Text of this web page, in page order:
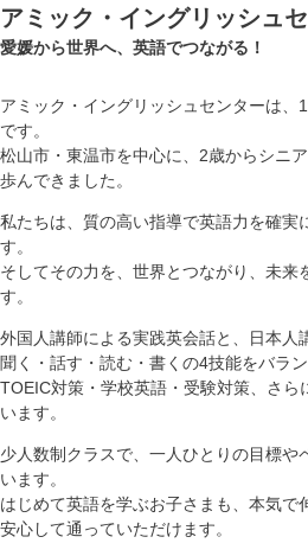
アミック・イングリッシュ
愛媛から世界へ、英語でつながる！
アミック・イングリッシュセンターは、
です。
松山市・東温市を中心に、2歳からシニ
歩んできました。
私たちは、質の高い指導で英語力を確実
す。
そしてその力を、世界とつながり、未来
す。
外国人講師による実践英会話と、日本人
聞く・話す・読む・書くの4技能をバラ
TOEIC対策・学校英語・受験対策、さら
います。
少人数制クラスで、一人ひとりの目標や
います。
はじめて英語を学ぶお子さまも、本気で
安心して通っていただけます。